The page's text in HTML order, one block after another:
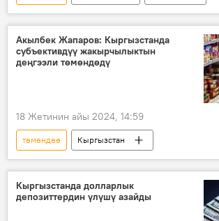
Түштүк Корея
Улуу Британия
Экономика
өсүү рейтинг
Акылбек Жапаров: Кыргызстанда
субъективдүү жакырчылыктын
деңгээли төмөндөдү
18 Жетинин айы 2024, 14:59
төмөндөө
Кыргызстан
Акылбек Жапаров
Министрлер кабинети
отчет
Экономика жакырчылык
Кыргызстанда долларлык
депозиттердин үлүшү азайды